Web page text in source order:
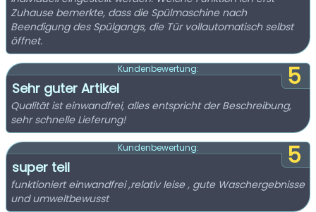
Zuhause bemerkte, dass die Spülmaschine nach
Beendigung des Spülgangs, die Tür vollautomatisch selbst
öffnet.
5
Kundenbewertung:
Sehr guter Artikel
Qualität ist einwandfrei, alles entspricht der Beschreibung,
sehr schnelle Lieferung!
5
Kundenbewertung:
super teil
funktioniert einwandfrei ,relativ leise , gute Waschergebnisse
und umweltbewusst